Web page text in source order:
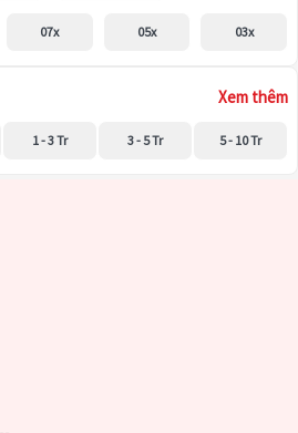
07x 05x 03x
Xem thêm
1 - 3 Tr 3 - 5 Tr 5 - 10 Tr